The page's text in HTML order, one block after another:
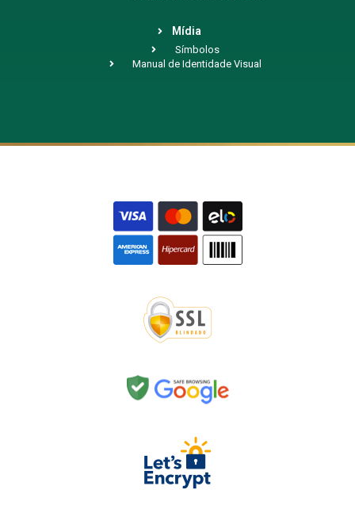
Mídia
Símbolos
Manual de Identidade Visual